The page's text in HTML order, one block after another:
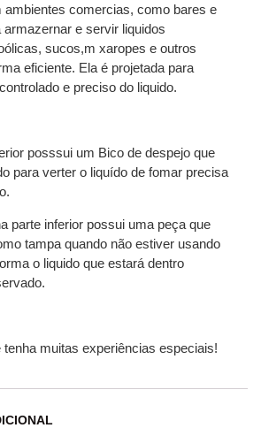
ambientes comercias, como bares e
armazernar e servir liquidos
sucos,m xaropes e outros
eficiente. Ela é projetada para
e preciso do liquido.
posssui um Bico de despejo que
para verter o liquído de fomar precisa
parte inferior possui uma peça que
tampa quando não estiver usando
o liquido que estará dentro
muitas experiências especiais!